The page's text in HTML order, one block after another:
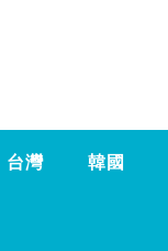
台灣 韓國